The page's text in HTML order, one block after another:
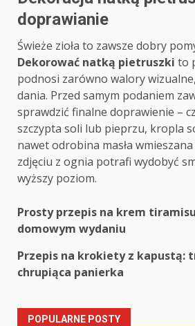
doprawianie
Świeże zioła to zawsze dobry
Dekorować natką pietruszki to
podnosi zarówno walory
dania. Przed samym podaniem
sprawdzić finalne doprawienie –
szczypta soli lub pieprzu, kropla
nawet odrobina masła
zdjęciu z ognia potrafi wydobyć
wyższy poziom.
Post
navigation
Prosty przepis na krem
domowym wydaniu
Przepis na krokiety z kapustą:
chrupiąca panierka
POPULARNE POSTY